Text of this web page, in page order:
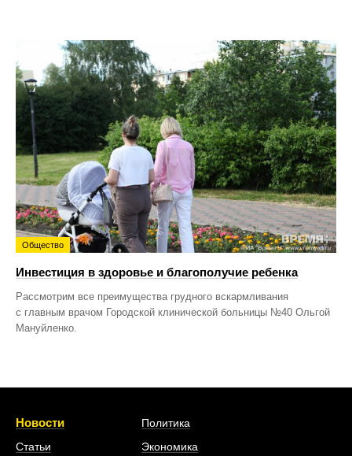
Общество
Инвестиция в здоровье и благополучие ребенка
Рассмотрим все преимущества грудного вскармливания
с главным врачом Городской клинической больницы №40 Ольгой
Мануйленко.
Новости
Статьи
Политика
Экономика